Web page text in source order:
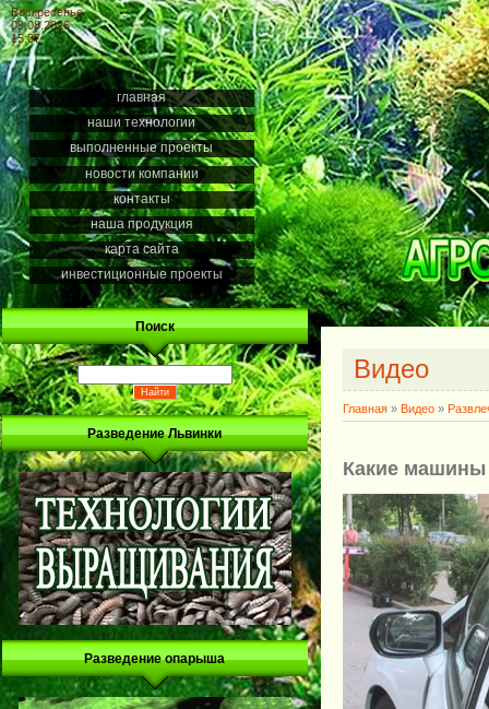
Воскресенье
09.08.2026
15:07
главная
наши технологии
выполненные проекты
новости компании
контакты
наша продукция
карта сайта
инвестиционные проекты
Поиск
Разведение Львинки
Разведение опарыша
Видео
Главная » Видео »
Какие машины